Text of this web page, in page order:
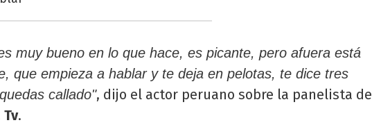
muy bueno en lo que hace, es picante, pero afuera está
que empieza a hablar y te deja en pelotas, te dice tres
callado", dijo el actor peruano sobre la panelista de
Tv.